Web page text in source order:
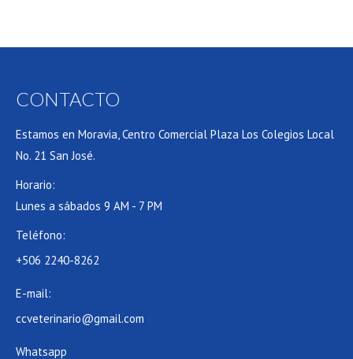
CONTACTO
Estamos en Moravia, Centro Comercial Plaza Los Colegios Local
No. 21 San José.
Horario:
Lunes a sábados 9 AM - 7 PM
Teléfono:
+506 2240-8262
E-mail:
ccveterinario@gmail.com
Whatsapp